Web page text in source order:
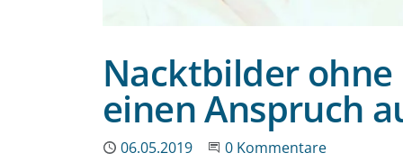
Nacktbilder
einen Anspruch
Publiziert
06.05.2019 Beginne eine Unterhaltung
0 Kommentare